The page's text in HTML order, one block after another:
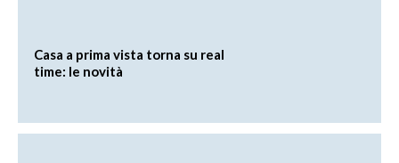
Casa a prima vista torna su real
time: le novità